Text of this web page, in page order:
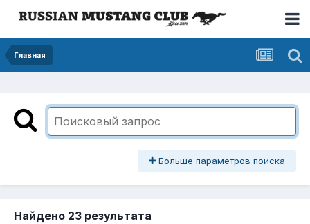
Главная
Больше параметров поиска
Найдено 23 результата